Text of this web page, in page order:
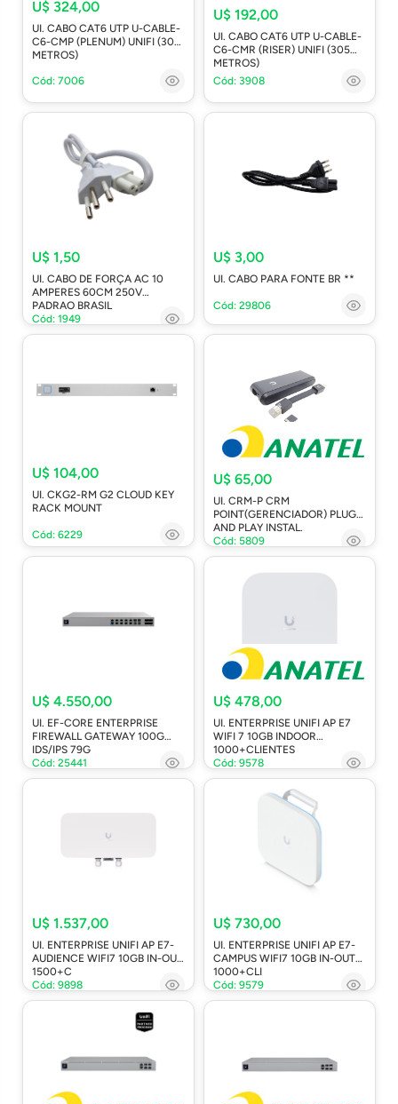
U$ 324,00
UI. CABO CAT6 UTP U-CABLE-
C6-CMP (PLENUM) UNIFI (305
METROS)
Cód: 7006
U$ 192,00
UI. CABO CAT6 UTP U-CABLE-
C6-CMR (RISER) UNIFI (305
METROS)
Cód: 3908
U$ 1,50
UI. CABO DE FORÇA AC 10
AMPERES 60CM 250V
PADRAO BRASIL
Cód: 1949
U$ 3,00
UI. CABO PARA FONTE BR **
Cód: 29806
U$ 104,00
UI. CKG2-RM G2 CLOUD KEY
RACK MOUNT
Cód: 6229
U$ 65,00
UI. CRM-P CRM
POINT(GERENCIADOR) PLUG
AND PLAY INSTAL.
Cód: 5809
U$ 4.550,00
UI. EF-CORE ENTERPRISE
FIREWALL GATEWAY 100G
IDS/IPS 79G
Cód: 25441
U$ 478,00
UI. ENTERPRISE UNIFI AP E7
WIFI 7 10GB INDOOR
1000+CLIENTES
Cód: 9578
U$ 1.537,00
UI. ENTERPRISE UNIFI AP E7-
AUDIENCE WIFI7 10GB IN-OUT
1500+C
Cód: 9898
U$ 730,00
UI. ENTERPRISE UNIFI AP E7-
CAMPUS WIFI7 10GB IN-OUT
1000+CLI
Cód: 9579